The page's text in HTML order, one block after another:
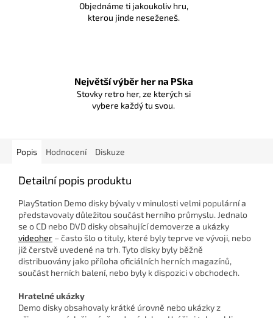
Objednáme ti jakoukoliv hru,
kterou jinde neseženeš.
Největší výběr her na PSka
Stovky retro her, ze kterých si
vybere každý tu svou.
Popis Hodnocení Diskuze
Detailní popis produktu
PlayStation Demo disky bývaly v minulosti velmi populární a
představovaly důležitou součást herního průmyslu. Jednalo
se o CD nebo DVD disky obsahující demoverze a ukázky
videoher – často šlo o tituly, které byly teprve ve vývoji, nebo
již čerstvě uvedené na trh. Tyto disky byly běžně
distribuovány jako příloha oficiálních herních magazínů,
součást herních balení, nebo byly k dispozici v obchodech.
Hratelné ukázky
Demo disky obsahovaly krátké úrovně nebo ukázky z